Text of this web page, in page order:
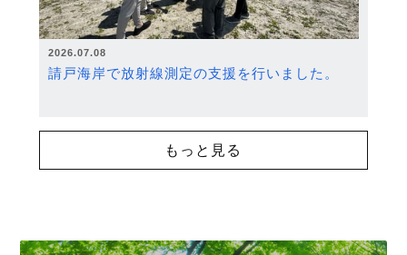
2026.07.08
請戸海岸で放射線測定の支援を行いました。
もっと見る